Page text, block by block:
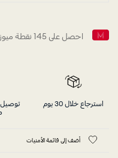
احصل على 145 نقطة ميوز
استرجاع خلال 30 يوم
أضف إلى قائمة الأمنيات